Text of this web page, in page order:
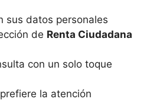
sus datos personales
de Renta Ciudadana
con un solo toque
la atención